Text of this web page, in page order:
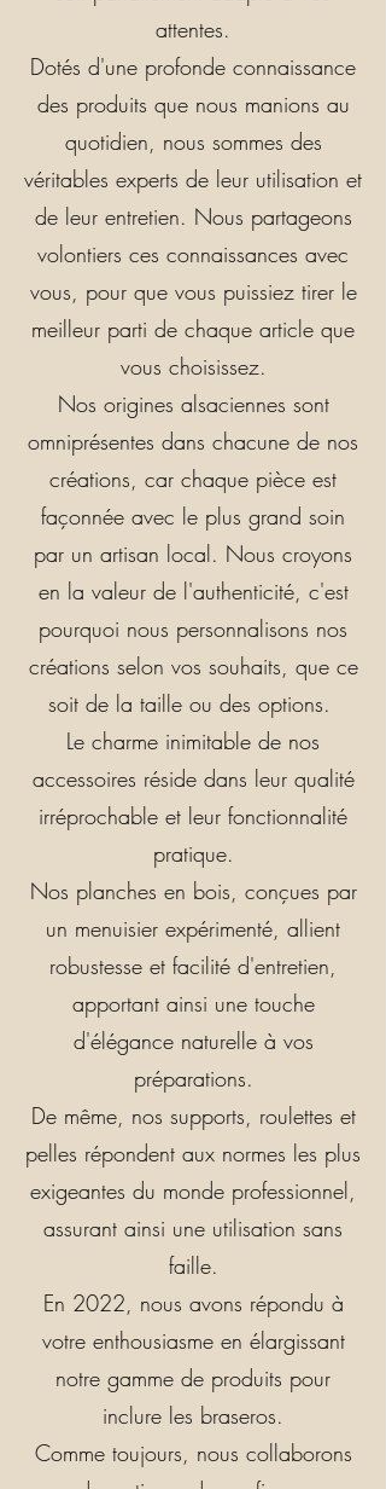
attentes.
Dotés d'une profonde connaissance
des produits que nous manions au
quotidien, nous sommes des
véritables experts de leur utilisation et
de leur entretien. Nous partageons
volontiers ces connaissances avec
vous, pour que vous puissiez tirer le
meilleur parti de chaque article que
vous choisissez.
Nos origines alsaciennes sont
omniprésentes dans chacune de nos
créations, car chaque pièce est
façonnée avec le plus grand soin
par un artisan local. Nous croyons
en la valeur de l'authenticité, c'est
pourquoi nous personnalisons nos
créations selon vos souhaits, que ce
soit de la taille ou des options.
Le charme inimitable de nos
accessoires réside dans leur qualité
irréprochable et leur fonctionnalité
pratique.
Nos planches en bois, conçues par
un menuisier expérimenté, allient
robustesse et facilité d'entretien,
apportant ainsi une touche
d'élégance naturelle à vos
préparations.
De même, nos supports, roulettes et
pelles répondent aux normes les plus
exigeantes du monde professionnel,
assurant ainsi une utilisation sans
faille.
En 2022, nous avons répondu à
votre enthousiasme en élargissant
notre gamme de produits pour
inclure les braseros.
Comme toujours, nous collaborons